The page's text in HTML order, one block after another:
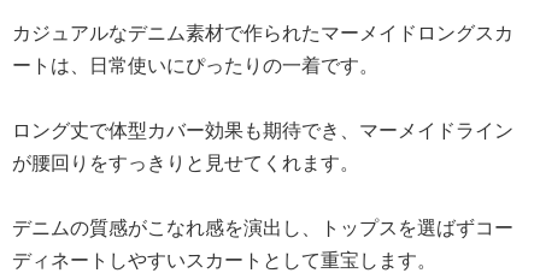
カジュアルなデニム素材で作られたマーメイドロングスカ
ートは、日常使いにぴったりの一着です。
ロング丈で体型カバー効果も期待でき、マーメイドライン
が腰回りをすっきりと見せてくれます。
デニムの質感がこなれ感を演出し、トップスを選ばずコー
ディネートしやすいスカートとして重宝します。